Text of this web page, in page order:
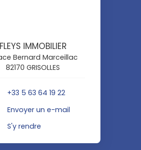
FLEYS IMMOBILIER
Bernard Marceillac
82170 GRISOLLES
+33 5 63 64 19 22
Envoyer un e-mail
S'y rendre